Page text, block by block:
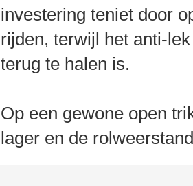
investering teniet door
rijden, terwijl het anti-
terug te halen is.
Op een gewone open
lager en de